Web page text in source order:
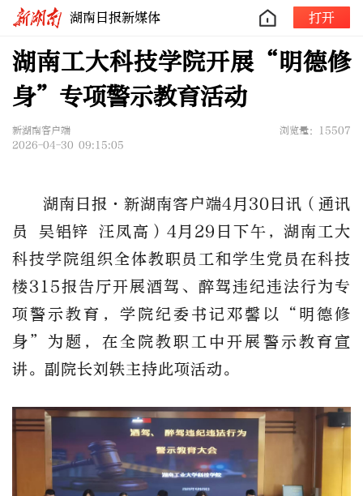
湖南日报新媒体 打开
湖南工大科技学院开展“明德修
身”专项警示教育活动
新湖南客户端
浏览量：15507
2026-04-30 09:15:05
湖南日报·新湖南客户端4月30日讯（通讯
员 吴铝锌 汪凤高）4月29日下午，湖南工大
科技学院组织全体教职员工和学生党员在科技
楼315报告厅开展酒驾、醉驾违纪违法行为专
项警示教育，学院纪委书记邓馨以“明德修
身”为题，在全院教职工中开展警示教育宣
讲。副院长刘轶主持此项活动。